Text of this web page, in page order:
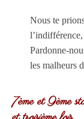
Nous te
Pardonne-
les malheurs
7ème et 9ème